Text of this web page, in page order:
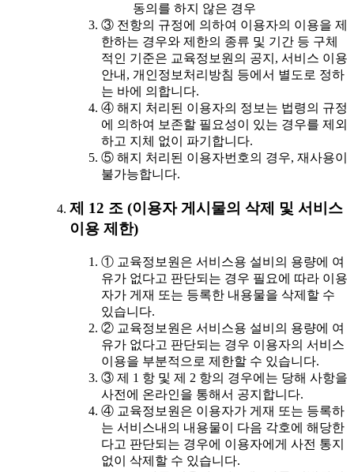
동의를 하지 않은 경우
③ 전항의 규정에 의하여 이용자의 이용을 제
한하는 경우와 제한의 종류 및 기간 등 구체
적인 기준은 교육정보원의 공지, 서비스 이용
안내, 개인정보처리방침 등에서 별도로 정하
는 바에 의합니다.
④ 해지 처리된 이용자의 정보는 법령의 규정
에 의하여 보존할 필요성이 있는 경우를 제외
하고 지체 없이 파기합니다.
⑤ 해지 처리된 이용자번호의 경우, 재사용이
불가능합니다.
제 12 조 (이용자 게시물의 삭제 및 서비스
이용 제한)
① 교육정보원은 서비스용 설비의 용량에 여
유가 없다고 판단되는 경우 필요에 따라 이용
자가 게재 또는 등록한 내용물을 삭제할 수
있습니다.
② 교육정보원은 서비스용 설비의 용량에 여
유가 없다고 판단되는 경우 이용자의 서비스
이용을 부분적으로 제한할 수 있습니다.
③ 제 1 항 및 제 2 항의 경우에는 당해 사항을
사전에 온라인을 통해서 공지합니다.
④ 교육정보원은 이용자가 게재 또는 등록하
는 서비스내의 내용물이 다음 각호에 해당한
다고 판단되는 경우에 이용자에게 사전 통지
없이 삭제할 수 있습니다.